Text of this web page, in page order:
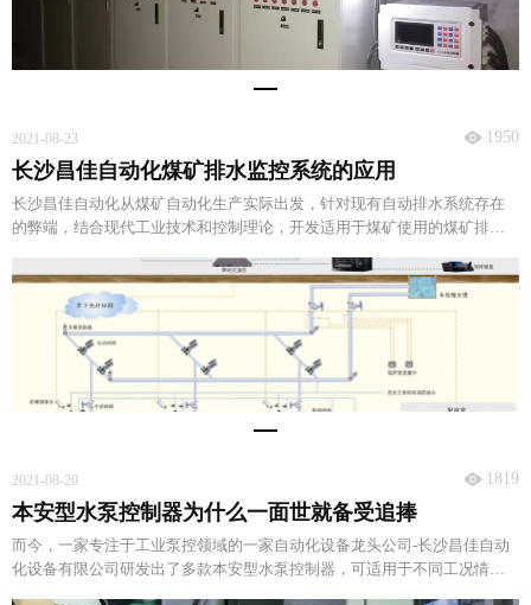
2021-08-23 1950
长沙昌佳自动化煤矿排水监控系统的应用
长沙昌佳自动化从煤矿自动化生产实际出发，针对现有自动排水系统存在
的弊端，结合现代工业技术和控制理论，开发适用于煤矿使用的煤矿排水
2021-08-20 1819
本安型水泵控制器为什么一面世就备受追捧
而今，一家专注于工业泵控领域的一家自动化设备龙头公司-长沙昌佳自动
化设备有限公司研发出了多款本安型水泵控制器，可适用于不同工况情